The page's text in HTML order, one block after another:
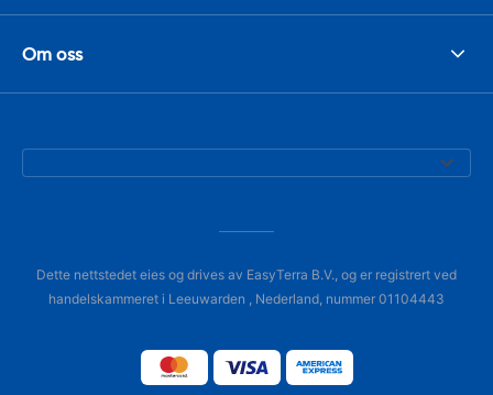
Om oss
Dette nettstedet eies og drives av EasyTerra B.V., og er registrert ved
handelskammeret i Leeuwarden , Nederland, nummer 01104443